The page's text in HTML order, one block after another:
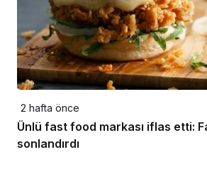
2 hafta önce
Ünlü fast food markası iflas etti:
sonlandırdı